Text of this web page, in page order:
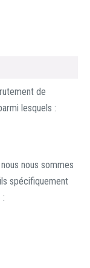
de
lesquels :
nous sommes
spécifiquement
: